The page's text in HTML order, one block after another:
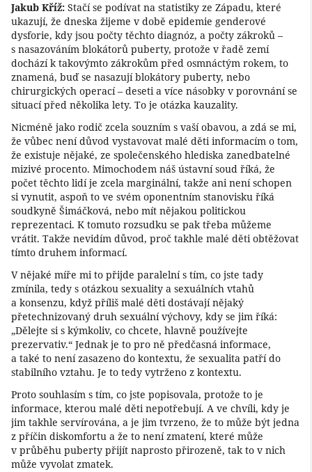
Jakub Kříž: Stačí se podívat na statistiky ze Západu, které
ukazují, že dneska žijeme v době epidemie genderové
dysforie, kdy jsou počty těchto diagnóz, a počty zákroků –
s nasazováním blokátorů puberty, protože v řadě zemí
dochází k takovýmto zákrokům před osmnáctým rokem, to
znamená, buď se nasazují blokátory puberty, nebo
chirurgických operací – deseti a více násobky v porovnání se
situací před několika lety. To je otázka kauzality.
Nicméně jako rodič zcela souzním s vaší obavou, a zdá se mi,
že vůbec není důvod vystavovat malé děti informacím o tom,
že existuje nějaké, ze společenského hlediska zanedbatelné
mizivé procento. Mimochodem náš ústavní soud říká, že
počet těchto lidí je zcela marginální, takže ani není schopen
si vynutit, aspoň to ve svém oponentním stanovisku říká
soudkyně Šimáčková, nebo mít nějakou politickou
reprezentaci. K tomuto rozsudku se pak třeba můžeme
vrátit. Takže nevidím důvod, proč takhle malé děti obtěžovat
tímto druhem informací.
V nějaké míře mi to přijde paralelní s tím, co jste tady
zmínila, tedy s otázkou sexuality a sexuálních vtahů
a konsenzu, když příliš malé děti dostávají nějaký
přetechnizovaný druh sexuální výchovy, kdy se jim říká:
„Dělejte si s kýmkoliv, co chcete, hlavně používejte
prezervativ.“ Jednak je to pro ně předčasná informace,
a také to není zasazeno do kontextu, že sexualita patří do
stabilního vztahu. Je to tedy vytrženo z kontextu.
Proto souhlasím s tím, co jste popisovala, protože to je
informace, kterou malé děti nepotřebují. A ve chvíli, kdy je
jim takhle servírována, a je jim tvrzeno, že to může být jedna
z příčin diskomfortu a že to není zmatení, které může
v průběhu puberty přijít naprosto přirozeně, tak to v nich
může vyvolat zmatek.